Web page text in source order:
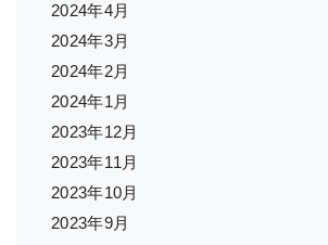
2024年4月
2024年3月
2024年2月
2024年1月
2023年12月
2023年11月
2023年10月
2023年9月